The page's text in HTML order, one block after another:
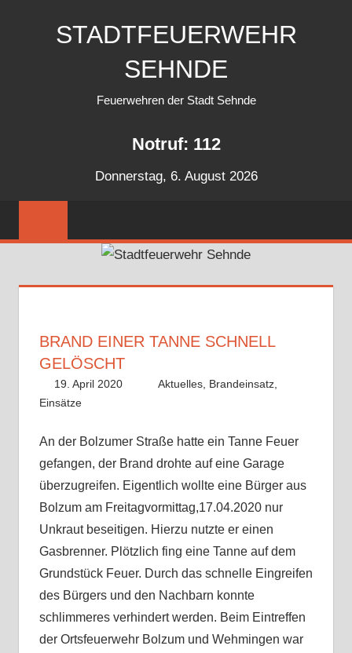
STADTFEUERWEHR
SEHNDE
Feuerwehren der Stadt Sehnde
Notruf: 112
Donnerstag, 6. August 2026
BRAND EINER TANNE SCHNELL
GELÖSCHT
19. April 2020 Alex Meyer
Aktuelles, Brandeinsatz,
Einsätze
An der Bolzumer Straße hatte ein Tanne Feuer
gefangen, der Brand drohte auf eine Garage
überzugreifen. Eigentlich wollte eine Bürger aus
Bolzum am Freitagvormittag,17.04.2020 nur
Unkraut beseitigen. Hierzu nutzte er einen
Gasbrenner. Plötzlich fing eine Tanne auf dem
Grundstück Feuer. Durch das schnelle Eingreifen
des Bürgers und den Nachbarn konnte
schlimmeres verhindert werden. Beim Eintreffen
der Ortsfeuerwehr Bolzum und Wehmingen war